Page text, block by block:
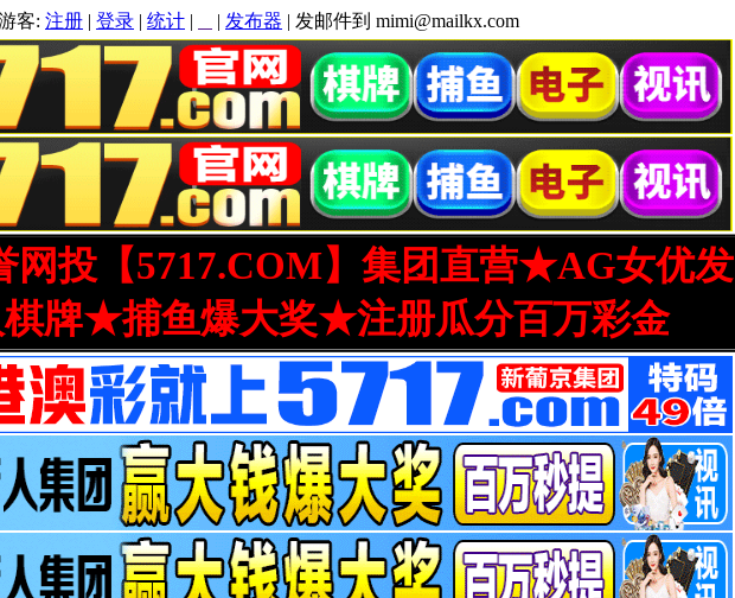
客: 注册 | 登录 | 统计 | | 发布器 | 发邮件到 mimi@mailkx.com
网投【5717.COM】集团直营★AG女优发
牌★捕鱼爆大奖★注册瓜分百万彩金